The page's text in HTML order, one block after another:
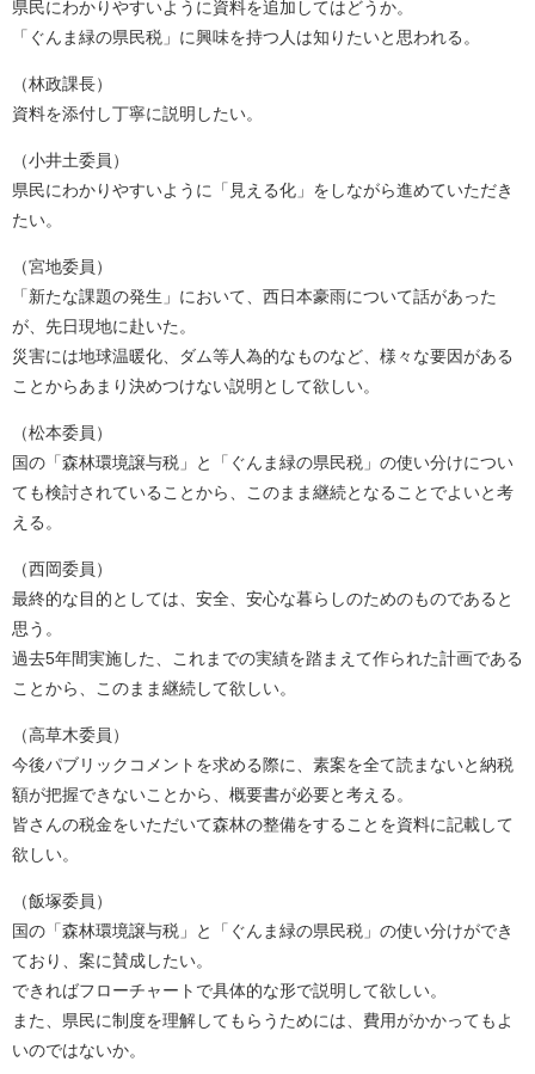
県民にわかりやすいように資料を追加してはどうか。
「ぐんま緑の県民税」に興味を持つ人は知りたいと思われる。
（林政課長）
資料を添付し丁寧に説明したい。
（小井土委員）
県民にわかりやすいように「見える化」をしながら進めていただき
たい。
（宮地委員）
「新たな課題の発生」において、西日本豪雨について話があった
が、先日現地に赴いた。
災害には地球温暖化、ダム等人為的なものなど、様々な要因がある
ことからあまり決めつけない説明として欲しい。
（松本委員）
国の「森林環境譲与税」と「ぐんま緑の県民税」の使い分けについ
ても検討されていることから、このまま継続となることでよいと考
える。
（西岡委員）
最終的な目的としては、安全、安心な暮らしのためのものであると
思う。
過去5年間実施した、これまでの実績を踏まえて作られた計画である
ことから、このまま継続して欲しい。
（高草木委員）
今後パブリックコメントを求める際に、素案を全て読まないと納税
額が把握できないことから、概要書が必要と考える。
皆さんの税金をいただいて森林の整備をすることを資料に記載して
欲しい。
（飯塚委員）
国の「森林環境譲与税」と「ぐんま緑の県民税」の使い分けができ
ており、案に賛成したい。
できればフローチャートで具体的な形で説明して欲しい。
また、県民に制度を理解してもらうためには、費用がかかってもよ
いのではないか。